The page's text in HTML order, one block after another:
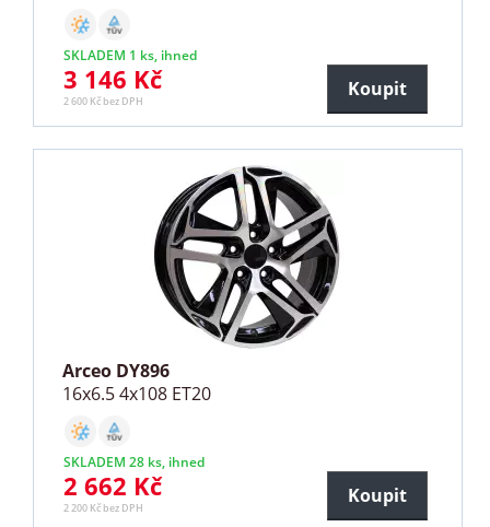
SKLADEM 1 ks, ihned
3 146 Kč
2 600 Kč bez DPH
Koupit
Arceo DY896
16x6.5 4x108 ET20
SKLADEM 28 ks, ihned
2 662 Kč
2 200 Kč bez DPH
Koupit